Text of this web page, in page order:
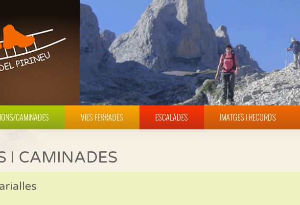
CAMINADES VIES FERRADES ESCALADES IMATGES I RECORDS
I CAMINADES